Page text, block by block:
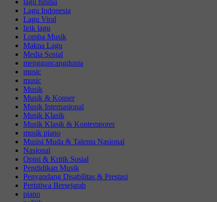
lagu hindia
Lagu Indonesia
Lagu Viral
lirik lagu
Lomba Musik
Makna Lagu
Media Sosial
mengguncangdunia
music
music
Musik
Musik & Konser
Musik Internasional
Musik Klasik
Musik Klasik & Kontemporer
musik piano
Musisi Muda & Talenta Nasional
Nasional
Opini & Kritik Sosial
Pendidikan Musik
Penyandang Disabilitas & Prestasi
Peristiwa Bersejarah
piano